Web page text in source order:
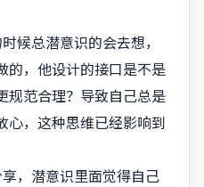
候总潜意识的会去想，
的，他设计的接口是不是
规范合理？导致自己总是
心，这种思维已经影响到
，潜意识里面觉得自己